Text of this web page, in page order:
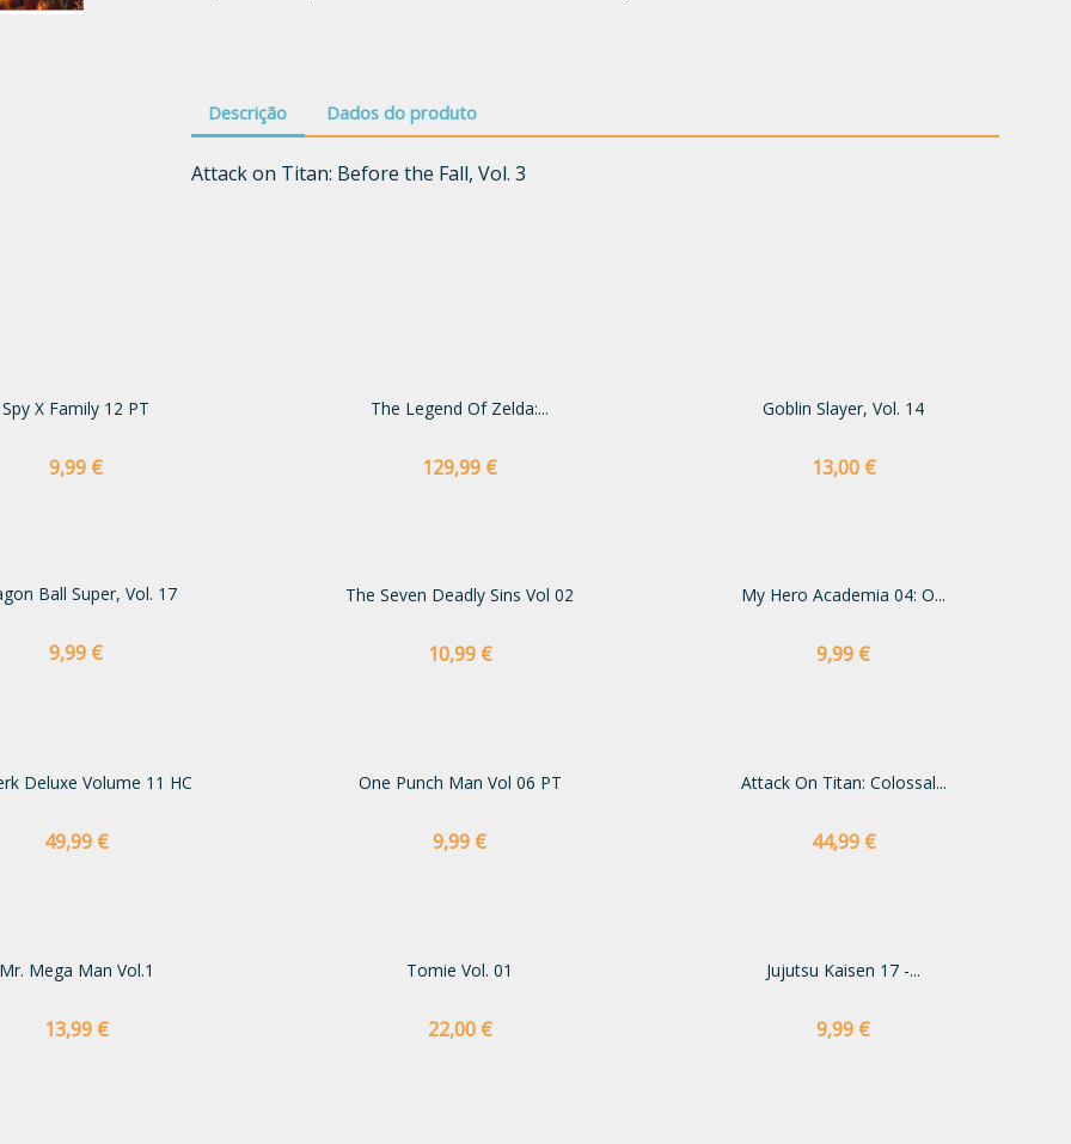
Descrição Dados do produto
Attack on Titan: Before the Fall, Vol. 3
Spy X Family 12 PT
Preço
9,99 €
The Legend Of Zelda:...
Preço
129,99 €
Goblin Slayer, Vol. 14
Preço
13,00 €
Ball Super, Vol. 17
Preço
9,99 €
The Seven Deadly Sins Vol 02
Preço
10,99 €
My Hero Academia 04: O...
Preço
9,99 €
Deluxe Volume 11 HC
Preço
49,99 €
One Punch Man Vol 06 PT
Preço
9,99 €
Attack On Titan: Colossal...
Preço
44,99 €
Mega Man Vol.1
Preço
13,99 €
Tomie Vol. 01
Preço
22,00 €
Jujutsu Kaisen 17 -...
Preço
9,99 €